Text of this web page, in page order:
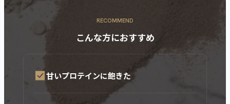
RECOMMEND
こんな方におすすめ
甘いプロテインに飽きた